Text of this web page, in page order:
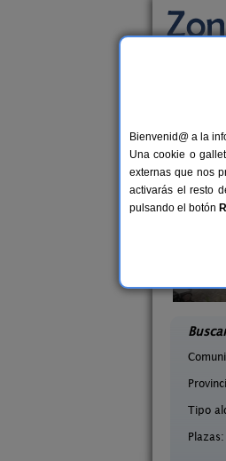
25 €
Tipo
Plazas:
Bienvenid@ a la
Una cookie o
externas que nos
activarás el resto
pulsando el botón